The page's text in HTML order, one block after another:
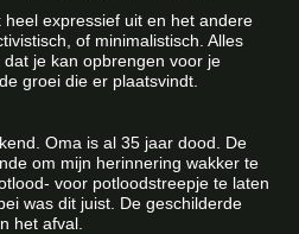
expressief uit en het andere
of minimalistisch. Alles
je kan opbrengen voor je
groei die er plaatsvindt.
Oma is al 35 jaar dood. De
om mijn herinnering wakker te
voor potloodstreepje te laten
was dit juist. De geschilderde
het afval.